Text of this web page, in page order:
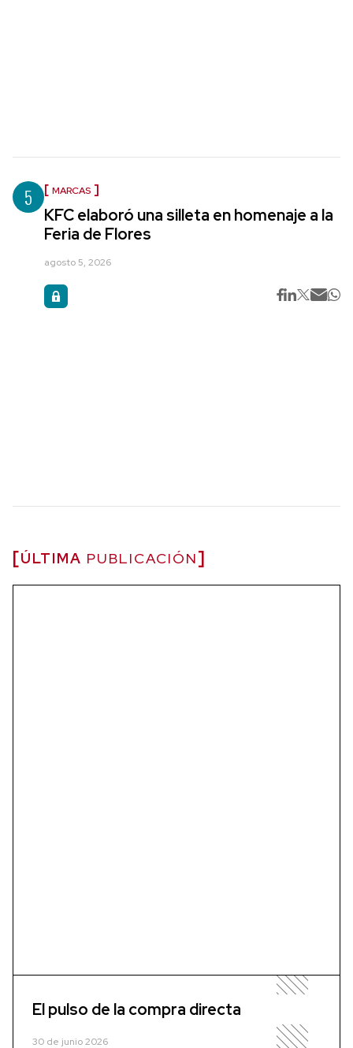
5 MARCAS
KFC elaboró una silleta en homenaje a la
Feria de Flores
agosto 5, 2026
ÚLTIMA PUBLICACIÓN
El pulso de la compra directa
30 de junio 2026